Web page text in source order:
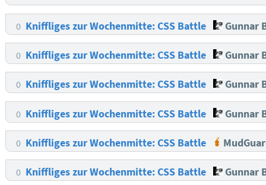
0 Kniffliges zur Wochenmitte: CSS Battle Gunnar
0 Kniffliges zur Wochenmitte: CSS Battle Gunnar
0 Kniffliges zur Wochenmitte: CSS Battle Gunnar
0 Kniffliges zur Wochenmitte: CSS Battle Gunnar
0 Kniffliges zur Wochenmitte: CSS Battle
0 Kniffliges zur Wochenmitte: CSS Battle Gunnar